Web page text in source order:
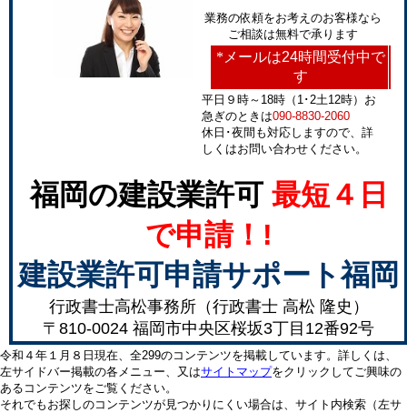
業務の依頼をお考えのお客様なら
ご相談は無料で承ります
* メールは24時間受付中で
す
平日９時～18時（1･2土12時）お
急ぎのときは090-8830-2060
休日･夜間も対応しますので、詳
しくはお問い合わせください。
福岡の建設業許可 最短４日
で申請！!
建設業許可申請サポート福岡
行政書士高松事務所（行政書士 高松 隆史）
〒810-0024 福岡市中央区桜坂3丁目12番92号
令和４年１月８日現在、全299のコンテンツを掲載しています。詳しくは、
左サイドバー掲載の各メニュー、又はサイトマップをクリックしてご興味の
あるコンテンツをご覧ください。
それでもお探しのコンテンツが見つかりにくい場合は、サイト内検索（左サ